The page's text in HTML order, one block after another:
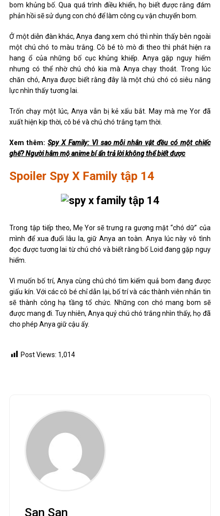
bom khủng bố. Qua quá trình điều khiển, họ biết được rằng đám
phản hồi sẽ sử dụng con chó để làm công cụ vận chuyển bom.
Ở một diễn đàn khác, Anya đang xem chó thì nhìn thấy bên ngoài
một chú chó to màu trắng. Cô bé tò mò đi theo thì phát hiện ra
hang ổ của những bố cục khủng khiếp. Anya gặp nguy hiểm
nhưng có thể nhờ chú chó kia mà Anya chạy thoát. Trong lúc
chăn chó, Anya được biết rằng đây là một chú chó có siêu năng
lực nhìn thấy tương lai.
Trốn chạy một lúc, Anya vẫn bị kẻ xấu bắt. May mà mẹ Yor đã
xuất hiện kịp thời, cô bé và chú chó trắng tạm thời.
Xem thêm: Spy X Family: Vì sao mỗi nhân vật đều có một chiếc
ghế? Người hâm mộ anime bí ẩn trả lời không thể biết được
Spoiler Spy X Family tập 14
Trong tập tiếp theo, Mẹ Yor sẽ trưng ra gương mặt “chó dữ” của
mình để xua đuổi lâu la, giữ Anya an toàn. Anya lúc này vô tình
đọc được tương lai từ chú chó và biết rằng bố Loid đang gặp nguy
hiểm.
Vì muốn bố trí, Anya cùng chú chó tìm kiếm quả bom đang được
giấu kín. Với các cô bé chỉ dẫn lại, bố trí và các thành viên nhắn tin
sẽ thành công hạ tầng tổ chức. Những con chó mang bom sẽ
được mang đi. Tuy nhiên, Anya quý chú chó trắng nhìn thấy, họ đã
cho phép Anya giữ cậu ấy.
Post Views: 1,014
San San